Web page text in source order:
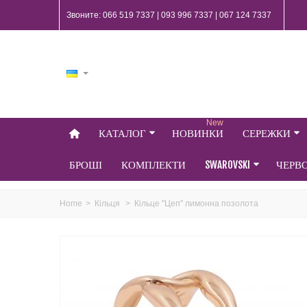
Звоните: 066 519 7337 | 093 996 7337 | 067 124 7337
КАТАЛОГ НОВИНКИ
New
СЕРЕЖКИ
БРОШІ КОМПЛЕКТИ SWAROVSKI
Home > Кільця > Кільце "Цеп" лимонна позолота